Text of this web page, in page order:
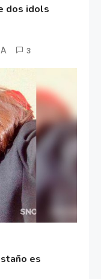
dos idols
3
es